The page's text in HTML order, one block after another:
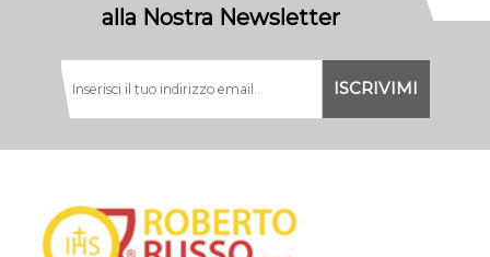
alla Nostra Newsletter